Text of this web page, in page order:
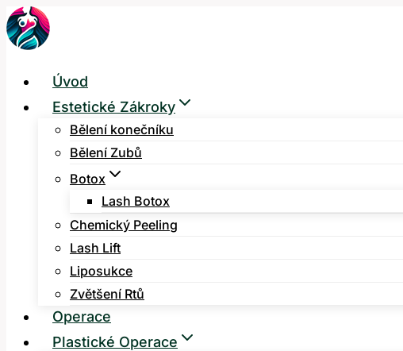
Přeskočit
na
Úvod
Estetické Zákroky
Bělení konečníku
Bělení Zubů
Botox
Lash Botox
Chemický Peeling
Lash Lift
Liposukce
Zvětšení Rtů
Operace
Plastické Operace